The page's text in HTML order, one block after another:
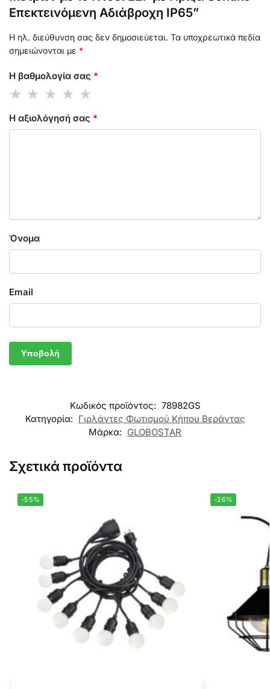
Επεκτεινόμενη Αδιάβροχη IP65”
Η ηλ. διεύθυνση σας δεν δημοσιεύεται. Τα υποχρεωτικά πεδία
σημειώνονται με *
Η βαθμολογία σας *
Η αξιολόγησή σας *
Όνομα
Email
Κωδικός προϊόντος: 78982GS
Κατηγορία: Γιρλάντες Φωτισμού Κήπου Βεράντας
Μάρκα: GLOBOSTAR
Σχετικά προϊόντα
-55% -26%